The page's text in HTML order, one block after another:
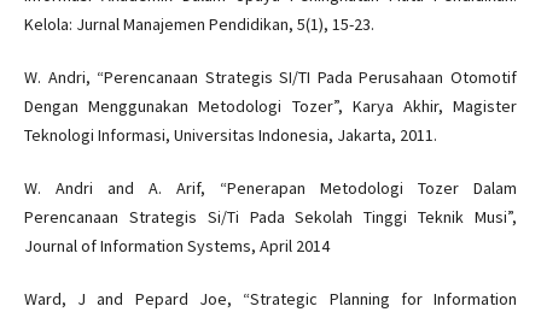
Kelola: Jurnal Manajemen Pendidikan, 5(1), 15-23.
W. Andri, “Perencanaan Strategis SI/TI Pada Perusahaan Otomotif
Dengan Menggunakan Metodologi Tozer”, Karya Akhir, Magister
Teknologi Informasi, Universitas Indonesia, Jakarta, 2011.
W. Andri and A. Arif, “Penerapan Metodologi Tozer Dalam
Perencanaan Strategis Si/Ti Pada Sekolah Tinggi Teknik Musi”,
Journal of Information Systems, April 2014
Ward, J and Pepard Joe, “Strategic Planning for Information